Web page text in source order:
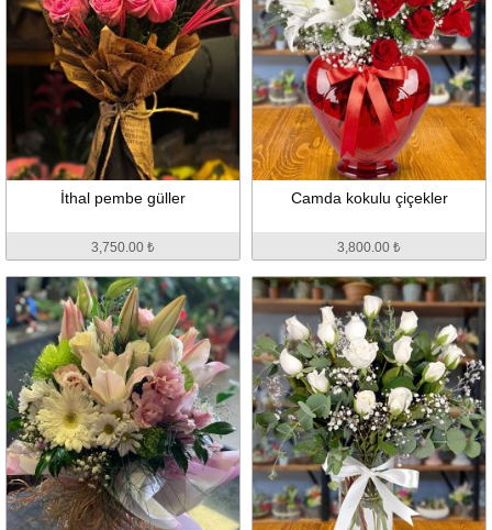
İthal pembe güller
3,750.00 ₺
Camda kokulu çiçekler
3,800.00 ₺